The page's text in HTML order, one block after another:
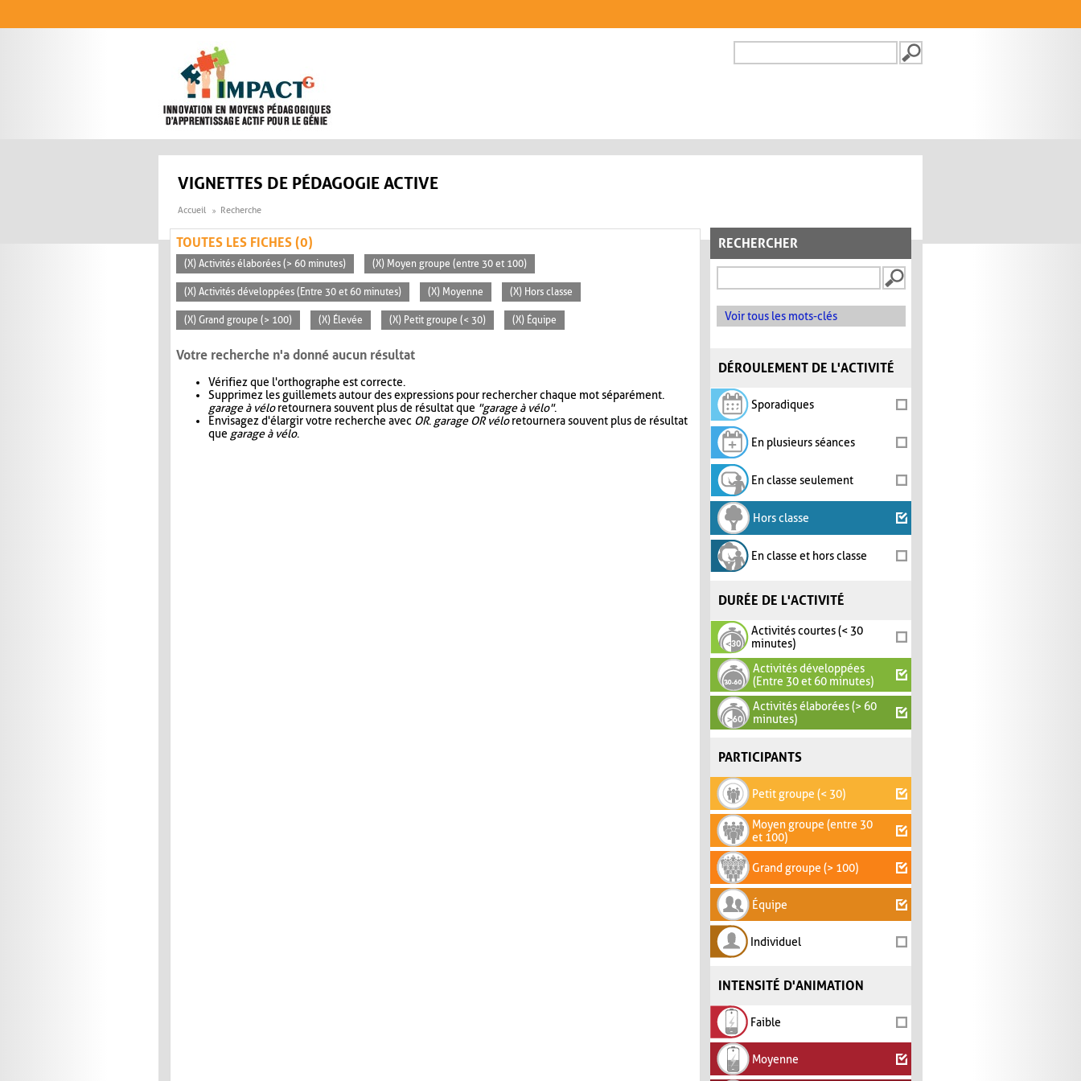
FORMULAIRE DE
VIGNETTES DE PÉDAGOGIE ACTIVE
Accueil Recherche
RECHERCHER
Voir tous les mots-clés
DÉROULEMENT DE L'ACTIVITÉ
Sporadiques
En plusieurs séances
En classe seulement
Hors classe
En classe et hors classe
DURÉE DE L'ACTIVITÉ
Activités courtes (< 30
minutes)
Activités développées
(Entre 30 et 60 minutes)
Activités élaborées (> 60
minutes)
PARTICIPANTS
Petit groupe (< 30)
Moyen groupe (entre 30
et 100)
Grand groupe (> 100)
Équipe
Individuel
INTENSITÉ D'ANIMATION
Faible
Moyenne
TOUTES LES FICHES (0)
(X) Activités élaborées (> 60 minutes) (X) Moyen groupe (entre 30 et 100)
(X) Activités développées (Entre 30 et 60 minutes) (X) Moyenne (X) Hors classe
(X) Grand groupe (> 100) (X) Élevée (X) Petit groupe (< 30) (X) Équipe
Votre recherche n'a donné aucun résultat
Vérifiez que l'orthographe est correcte.
Supprimez les guillemets autour des expressions pour rechercher chaque mot séparément.
garage à véloretournera souvent plus de résultat que "garage à vélo".
Envisagez d'élargir votre recherche avec OR. garage OR véloretournera souvent plus de résultat
que garage à vélo.